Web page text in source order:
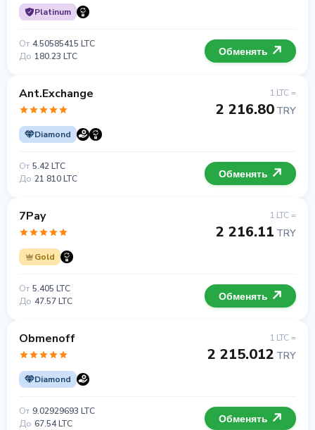
Platinum
От 4.50585415 LTC
До 180.23 LTC Обменять
Ant.Exchange
Diamond
1 LTC =
2 216.80 TRY
От 5.42 LTC
До 21 810 LTC Обменять
7Pay
Gold
1 LTC =
2 216.11 TRY
От 5.405 LTC
До 47.57 LTC Обменять
Obmenoff
Diamond
1 LTC =
2 215.012 TRY
От 9.02929693 LTC
До 67.54 LTC Обменять